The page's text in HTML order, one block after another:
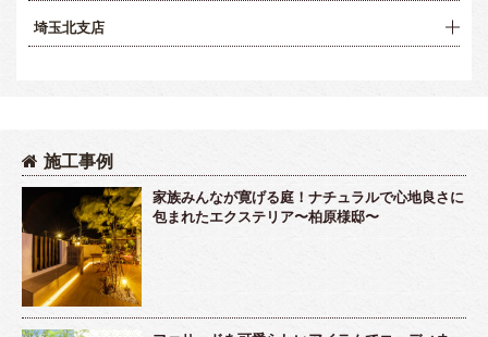
埼玉北支店
施工事例
家族みんなが寛げる庭！ナチュラルで心地良さに
包まれたエクステリア〜柏原様邸〜